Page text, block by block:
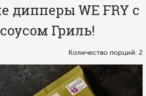
дипперы WE FRY с
Гриль!
Количество порций: 2